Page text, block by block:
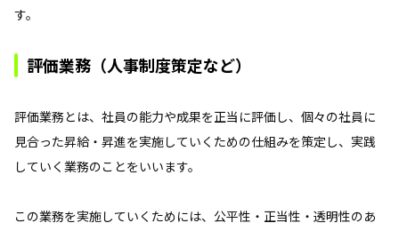
す。
評価業務（人事制度策定など）
評価業務とは、社員の能力や成果を正当に評価し、個々の社員に
見合った昇給・昇進を実施していくための仕組みを策定し、実践
していく業務のことをいいます。
この業務を実施していくためには、公平性・正当性・透明性のあ